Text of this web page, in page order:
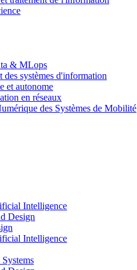
& MLops
des systèmes d'information
et autonome
en réseaux
des Systèmes de Mobilité
Intelligence
Design
Intelligence